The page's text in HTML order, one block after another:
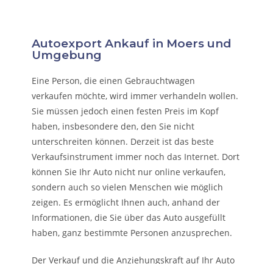
Autoexport Ankauf in Moers und
Umgebung
Eine Person, die einen Gebrauchtwagen
verkaufen möchte, wird immer verhandeln wollen.
Sie müssen jedoch einen festen Preis im Kopf
haben, insbesondere den, den Sie nicht
unterschreiten können. Derzeit ist das beste
Verkaufsinstrument immer noch das Internet. Dort
können Sie Ihr Auto nicht nur online verkaufen,
sondern auch so vielen Menschen wie möglich
zeigen. Es ermöglicht Ihnen auch, anhand der
Informationen, die Sie über das Auto ausgefüllt
haben, ganz bestimmte Personen anzusprechen.
Der Verkauf und die Anziehungskraft auf Ihr Auto